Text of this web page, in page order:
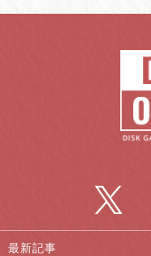
最新記事